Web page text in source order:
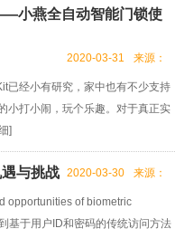
小燕全自动智能门锁使
来源：
2020-03-31
已经小有研究，家中也有不少支持
小打小闹，玩个乐趣。对于真正实
]
与挑战 来源：
2020-03-30
opportunities of biometric
基于用户ID和密码的传统访问方法